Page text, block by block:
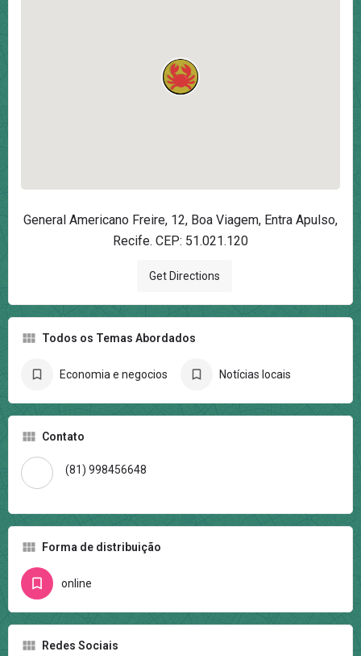
General Americano Freire, 12, Boa Viagem, Entra Apulso,
Recife. CEP: 51.021.120
Get Directions
Todos os Temas Abordados
Economia e negocios Notícias locais
Contato
(81) 998456648
Forma de distribuição
online
Redes Sociais